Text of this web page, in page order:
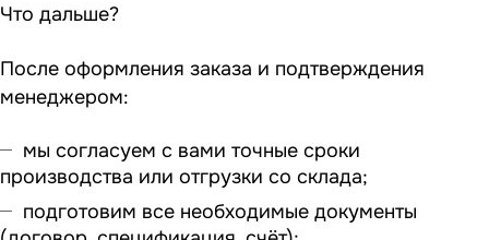
Что дальше?
После оформления заказа и подтверждения
менеджером:
мы согласуем с вами точные сроки
производства или отгрузки со склада;
подготовим все необходимые документы